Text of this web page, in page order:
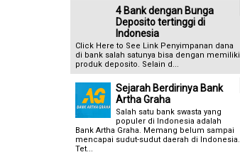
4 Bank dengan Bunga
Deposito tertinggi di
Indonesia
Click Here to See Link Penyimpanan dana
di bank salah satunya bisa dengan memiliki
produk deposito. Selain d...
Sejarah Berdirinya Bank
Artha Graha
Salah satu bank swasta yang
populer di Indonesia adalah
Bank Artha Graha. Memang belum sampai
mencapai sudut-sudut daerah di Indonesia.
Tet...